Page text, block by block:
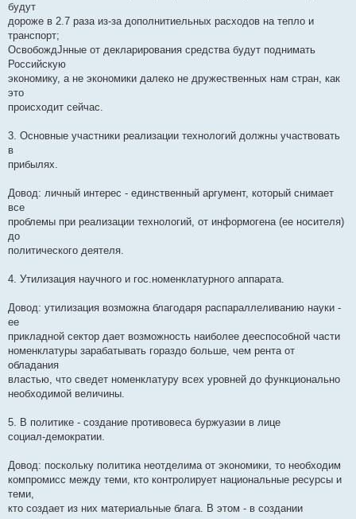
будут
дороже в 2.7 раза из-за дополнитиельных расходов на тепло и
транспорт;
ОсвобождЈнные от декларирования средства будут поднимать
Российскую
экономику, а не экономики далеко не дружественных нам стран, как
это
происходит сейчас.
3. Основные участники реализации технологий должны участвовать
в
прибылях.
Довод: личный интерес - единственный аргумент, который снимает
все
проблемы при реализации технологий, от информогена (ее носителя)
до
политического деятеля.
4. Утилизация научного и гос.номенклатурного аппарата.
Довод: утилизация возможна благодаря распараллеливанию науки -
ее
прикладной сектор дает возможность наиболее дееспособной части
номенклатуры зарабатывать гораздо больше, чем рента от
обладания
властью, что сведет номенклатуру всех уровней до функционально
необходимой величины.
5. В политике - создание противовеса буржуазии в лице
социал-демократии.
Довод: поскольку политика неотделима от экономики, то необходим
компромисс между теми, кто контролирует национальные ресурсы и
теми,
кто создает из них материальные блага. В этом - в создании